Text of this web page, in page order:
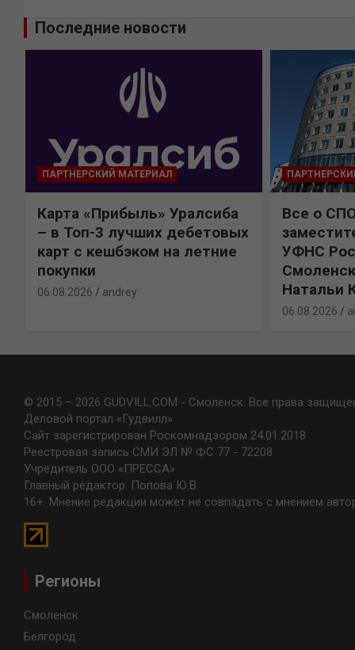
Последние новости
ПАРТНЕРСКИЙ МАТЕРИАЛ
Карта «Прибыль» Уралсиба
– в Топ-3 лучших дебетовых
карт с кешбэком на летние
покупки
06.08.2026 andrey
Все о
УФНС
Натальи
06.08.2026
© 2015 – 2026 GUDVILL.COM - Смоленск. Все права
Деловой портал «Гудвилл»
Сайт зарегистрирован Роскомнадзором 24.01.2018
Реестровая запись СМИ ЭЛ № ФС 77 - 72208
Учредитель ООО «ПРЕССА»
Главный редактор: Попова Ю.В.
16+. Мнение редакции может не совпадать с мнением
Регионы
Смоленск
Белгород